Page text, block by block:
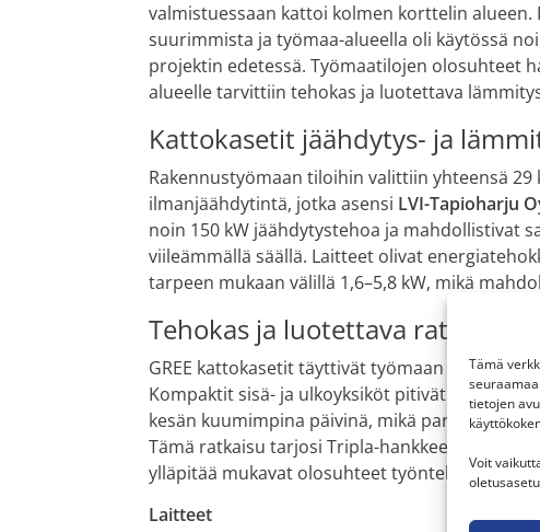
Tämä
tietojen
Voit
valmistuessaan kattoi kolmen korttelin alueen.
suurimmista ja työmaa-alueella oli käytössä
projektin edetessä. Työmaatilojen olosuhteet
alueelle tarvittiin tehokas ja luotettava
Kattokasetit jäähdytys- ja
Rakennustyömaan tiloihin valittiin yhteensä 29
ilmanjäähdytintä, jotka asensi LVI-Tapioharju
noin 150 kW jäähdytystehoa ja mahdollistivat
viileämmällä säällä. Laitteet olivat
tarpeen mukaan välillä 1,6–5,8 kW, mikä
Tehokas ja luotettava ratkaisu
GREE kattokasetit täyttivät työmaan tarpeet
Kompaktit sisä- ja ulkoyksiköt pitivät
kesän kuumimpina päivinä, mikä paransi
Tämä ratkaisu tarjosi Tripla-hankkeelle
ylläpitää mukavat olosuhteet työntekijöille
Laitteet